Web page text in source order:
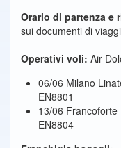
Orario di partenza e
sui documenti di
Operativi voli: Air
06/06 Milano
EN8801
13/06
EN8804